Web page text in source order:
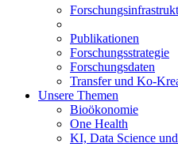
Publikationen
Forschungsstrategie
Forschungsdaten
Transfer und Ko-
Unsere Themen
Bioökonomie
One Health
KI, Data Science